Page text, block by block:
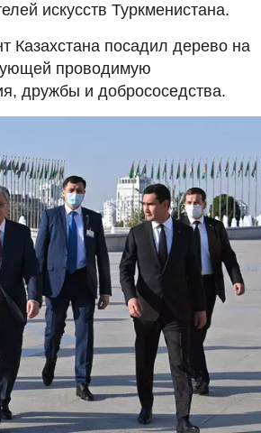
искусств Туркменистана.
Казахстана посадил дерево на
проводимую
дружбы и добрососедства.